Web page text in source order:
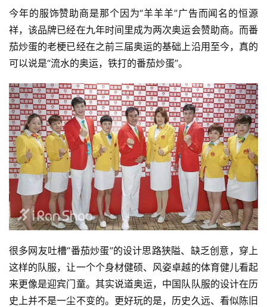
今年的服饰赞助商是那个因为“羊羊羊”广告而闻名的恒源
祥，该品牌已经在九年时间里成为两次奥运会赞助商。而番
茄炒蛋的老梗已经在之前三届奥运的基础上沿用至今，真的
可以说是“流水的奥运，铁打的番茄炒蛋”。
很多网友吐槽“番茄炒蛋”的设计思路狭隘、缺乏创意，穿上
这样的队服，让一个个身材健硕、风姿卓越的体育健儿看起
来更像是迎宾门童。其实说道奥运，中国队队服的设计在历
史上并不是一尘不变的。更好玩的是，历史久远、看似陈旧